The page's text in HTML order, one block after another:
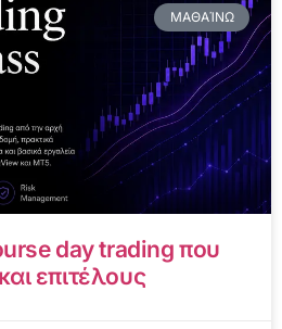
ΜΑΘΑΊΝΩ
day trading που
επιτέλους